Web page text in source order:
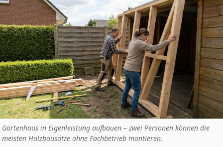
Gartenhaus in Eigenleistung aufbauen – zwei Personen können die
meisten Holzbausätze ohne Fachbetrieb montieren.